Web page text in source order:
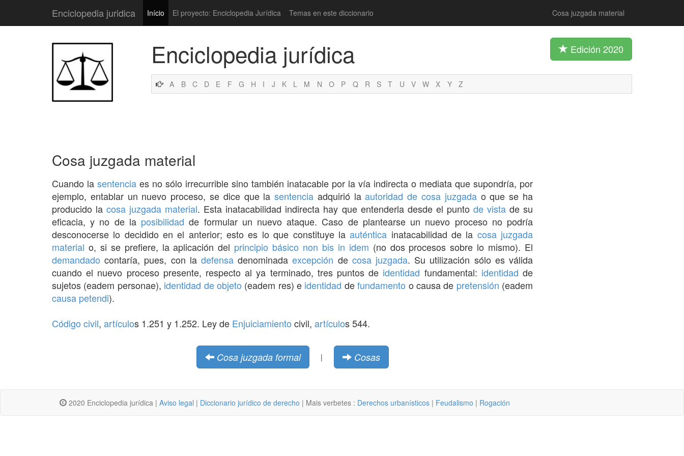
Enciclopedia juridica Início El proyecto: Enciclopedia Jurídica Temas en este diccionario Cosa juzgada material
Enciclopedia jurídica Edición 2020
A B C D E F G H I J K L M N O P Q R S T U V W X Y Z
Cosa juzgada material
Cuando la sentencia es no sólo irrecurrible sino también inatacable por la vía indirecta o mediata que supondría, por
ejemplo, entablar un nuevo proceso, se dice que lasentencia adquirió laautoridad de cosa juzgadao que se ha
producido lacosa juzgada material. Esta inatacabilidad indirecta hay que entenderla desde el punto de vistade su
eficacia, y no de la posibilidad de formular un nuevo ataque. Caso de plantearse un nuevo proceso no podría
desconocerse lo decidido en el anterior; esto es lo que constituye laauténtica inatacabilidad de la cosa juzgada
material o, si se prefiere, la aplicación del principio básico non bis in idem (no dos procesos sobre lo mismo). El
demandado contaría, pues, con la defensa denominadaexcepción de cosa juzgada. Su utilización sólo es válida
cuando el nuevo proceso presente, respecto al ya terminado, tres puntos de identidad fundamental: identidad de
sujetos (eadem personae), identidad de objeto (eadem res) e identidad defundamento o causa de pretensión (eadem
causa petendi).
Código civil, artículos 1.251 y 1.252. Ley de Enjuiciamiento civil, artículos 544.
Cosa juzgada formal | Cosas
2020 Enciclopedia jurídica | Aviso legal | Diccionario jurídico de derecho | Mais verbetes : Derechos urbanísticos | Feudalismo | Rogación